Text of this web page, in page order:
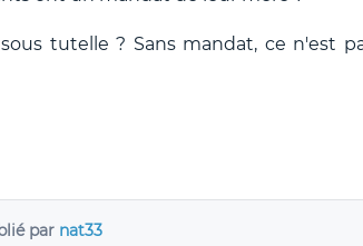
tutelle ? Sans mandat, ce n'est
par nat33